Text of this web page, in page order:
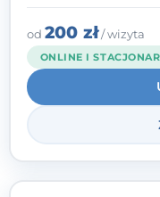
Terapia
którym
od 200 zł/ wizyta
ONLINE I